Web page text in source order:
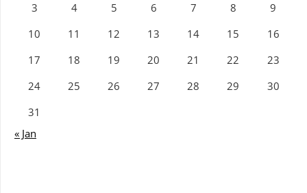
3
4 5 6 7 8
9
10
11 12 13 14 15
16
17
18 19 20 21 22
23
24
25 26 27 28 29
30
31
« Jan